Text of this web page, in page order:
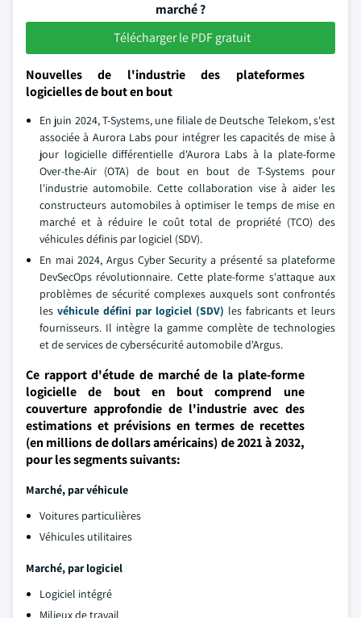
marché ?
Télécharger le PDF gratuit
Nouvelles de l'industrie des plateformes
logicielles de bout en bout
En juin 2024, T-Systems, une filiale de Deutsche Telekom, s'est
associée à Aurora Labs pour intégrer les capacités de mise à
jour logicielle différentielle d'Aurora Labs à la plate-forme
Over-the-Air (OTA) de bout en bout de T-Systems pour
l'industrie automobile. Cette collaboration vise à aider les
constructeurs automobiles à optimiser le temps de mise en
marché et à réduire le coût total de propriété (TCO) des
véhicules définis par logiciel (SDV).
En mai 2024, Argus Cyber Security a présenté sa plateforme
DevSecOps révolutionnaire. Cette plate-forme s'attaque aux
problèmes de sécurité complexes auxquels sont confrontés
les véhicule défini par logiciel (SDV) les fabricants et leurs
fournisseurs. Il intègre la gamme complète de technologies
et de services de cybersécurité automobile d'Argus.
Ce rapport d'étude de marché de la plate-forme
logicielle de bout en bout comprend une
couverture approfondie de l'industrie avec des
estimations et prévisions en termes de recettes
(en millions de dollars américains) de 2021 à 2032,
pour les segments suivants:
Marché, par véhicule
Voitures particulières
Véhicules utilitaires
Marché, par logiciel
Logiciel intégré
Milieux de travail